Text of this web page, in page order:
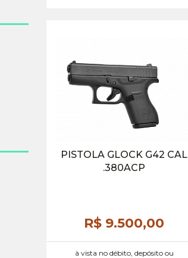
PISTOLA GLOCK G42 CAL
.380ACP
R$ 9.500,00
à vista no débito, depósito ou